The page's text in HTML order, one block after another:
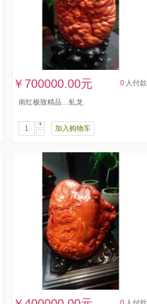
￥700000.00元 0 人付款
南红极致精品…虬龙
+
-
加入购物车